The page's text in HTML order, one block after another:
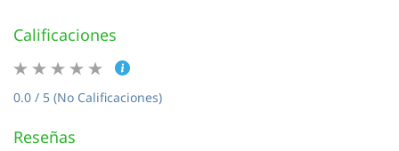
Calificaciones
0.0 / 5 (No Calificaciones)
Reseñas